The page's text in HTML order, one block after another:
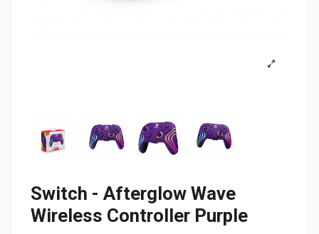
Switch - Afterglow Wave
Wireless Controller Purple